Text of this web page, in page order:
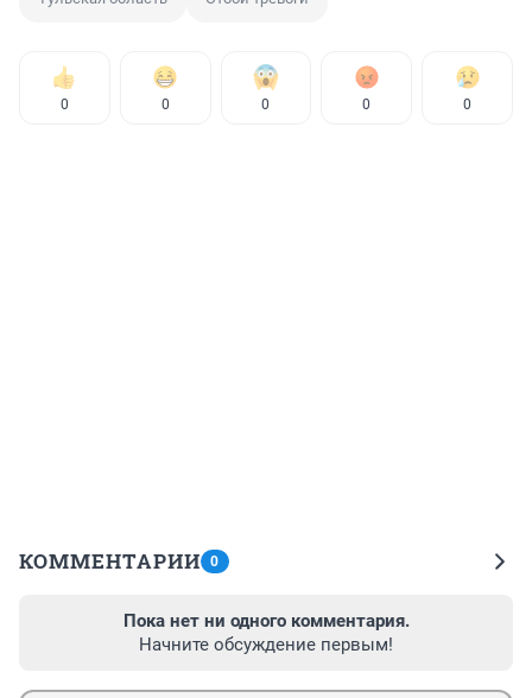
0 0 0 0 0
КОММЕНТАРИИ 0
Пока нет ни одного комментария.
Начните обсуждение первым!